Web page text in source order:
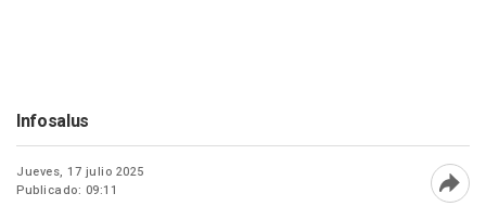
Infosalus
Jueves, 17 julio 2025
Publicado: 09:11